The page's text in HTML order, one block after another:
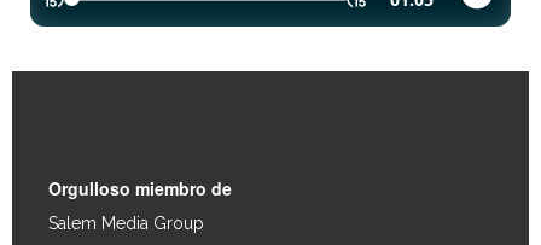
Orgulloso miembro de
Salem Media Group